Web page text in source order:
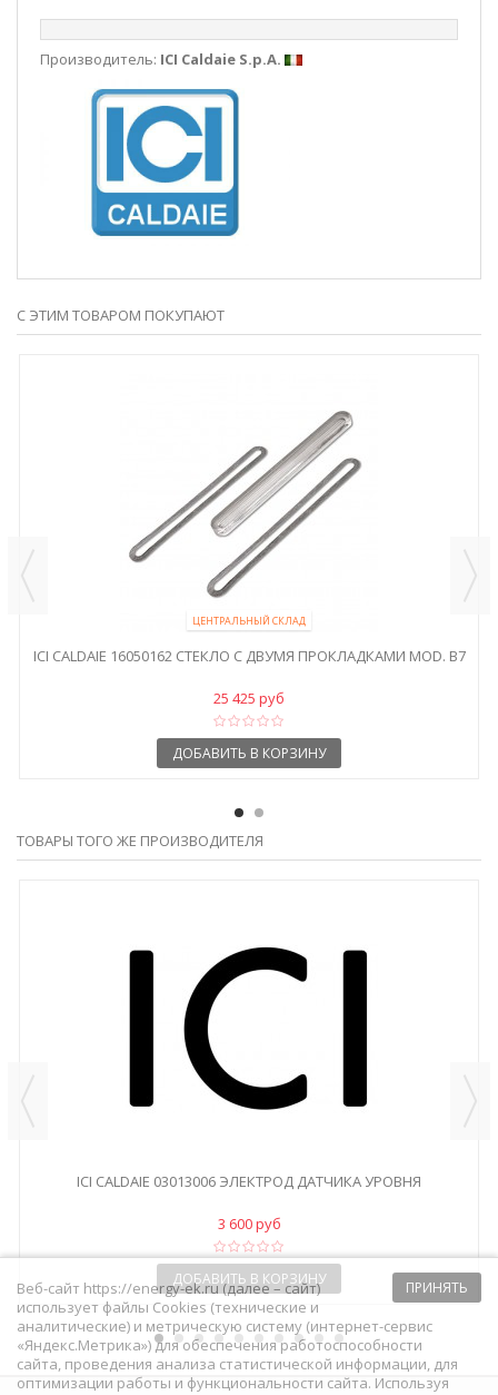
Производитель: ICI Caldaie S.p.A.
С ЭТИМ ТОВАРОМ ПОКУПАЮТ
ЦЕНТРАЛЬНЫЙ СКЛАД
ICI CALDAIE 16050162 СТЕКЛО С ДВУМЯ ПРОКЛАДКАМИ MOD. B7
25 425 руб
ДОБАВИТЬ В КОРЗИНУ
ТОВАРЫ ТОГО ЖЕ ПРОИЗВОДИТЕЛЯ
ICI CALDAIE 03013006 ЭЛЕКТРОД ДАТЧИКА УРОВНЯ
3 600 руб
ДОБАВИТЬ В КОРЗИНУ ПРИНЯТЬ
Веб-сайт https://energy-ek.ru (далее – сайт)
использует файлы Cookies (технические и
аналитические) и метрическую систему (интернет-сервис
«Яндекс.Метрика») для обеспечения работоспособности
сайта, проведения анализа статистической информации, для
оптимизации работы и функциональности сайта. Используя